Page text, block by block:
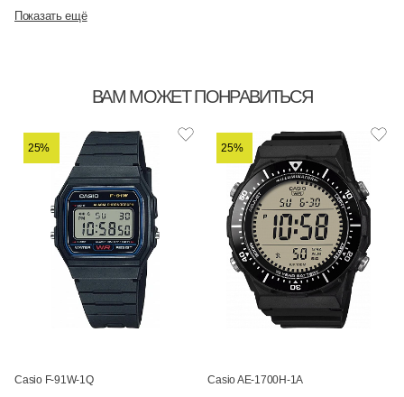
Показать ещё
ВАМ МОЖЕТ ПОНРАВИТЬСЯ
25%
Casio F-91W-1Q
25%
Casio AE-1700H-1A